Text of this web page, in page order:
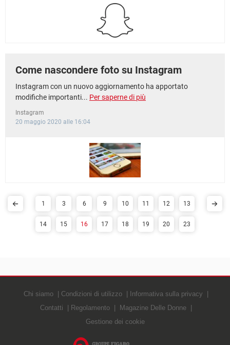
Come nascondere foto su Instagram
Instagram con un nuovo aggiornamento ha apportato
modifiche importanti... Per saperne di più
Instagram
20 maggio 2020 alle 16:04
1 3 6 9 10 11 12 13
14 15 16 17 18 19 20 23
Chi siamo Condizioni di utilizzo
Informativa sulla privacy
Contatti
Regolamento
Magazine Delle Donne
Gestione dei cookie